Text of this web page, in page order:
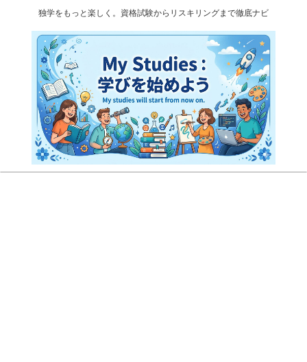
独学をもっと楽しく。資格試験からリスキリングまで徹底ナビ